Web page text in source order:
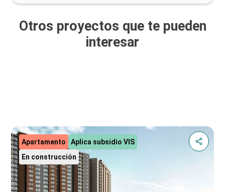
Otros proyectos que te pueden
interesar
Apartamento
Aplica subsidio VIS
En construcción